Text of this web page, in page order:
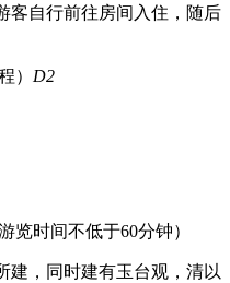
客自行前往房间入住，随后
） D2
游览时间不低于60分钟）
建，同时建有玉台观，清以